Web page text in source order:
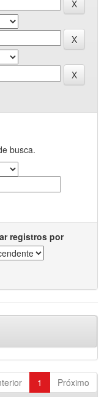
busca.
registros por
1 Próximo